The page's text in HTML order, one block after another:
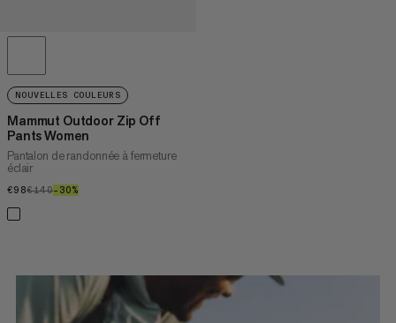
NOUVELLES COULEURS
Mammut Outdoor Zip Off
Pants Women
Pantalon de randonnée à fermeture
éclair
€98€98
€140€140
–30%